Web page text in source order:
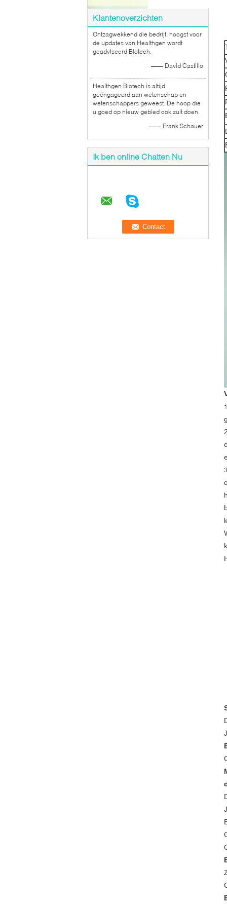
Klantenoverzichten
Ontzagwekkend die bedrijf, hoogst voor
de updates van Healthgen wordt
geadviseerd Biotech.
—— David Castillo
Healthgen Biotech is altijd
geëngageerd aan wetenschap en
wetenschappers geweest. De hoop die
u goed op nieuw gebied ook zult doen.
—— Frank Schauer
Ik ben online Chatten Nu